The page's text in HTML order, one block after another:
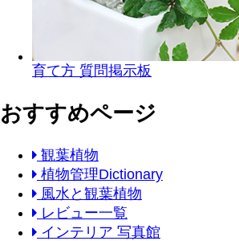
育て方 質問掲示板
おすすめページ
観葉植物
植物管理Dictionary
風水と観葉植物
レビュー一覧
インテリア 写真館